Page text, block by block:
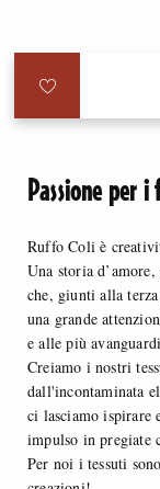
Passione
Ruffo Coli è
Una storia
che, giunti alla
una grande
e alle più
Creiamo i nostri
dall'incontaminata
ci lasciamo ispirare
impulso in pregiate
Per noi i tessuti